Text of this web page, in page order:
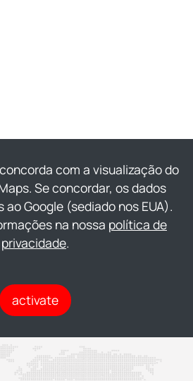
com a visualização do
Se concordar, os dados
Google (sediado nos EUA).
na nossa política de
privacidade.
activate